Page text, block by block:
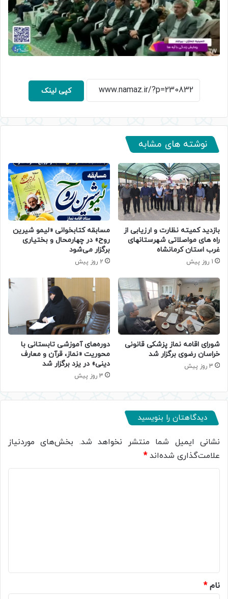
کپی لینک
نوشته های مشابه
بازدید کمیته نظارت و ارزیابی از
راه های مواصلاتی شهرستانهای
غرب استان کرمانشاه
1 روز پیش
مسابقه کتابخوانی «لیمو شیرین
روح» در چهارمحال و بختیاری
برگزار می‌شود
2 روز پیش
شورای اقامه نماز پزشکی قانونی
خراسان رضوی برگزار شد
3 روز پیش
دوره‌های آموزشی تابستانی با
محوریت «نماز، قرآن و معارف
دینی» در یزد برگزار شد
3 روز پیش
دیدگاهتان را بنویسید
نشانی ایمیل شما منتشر نخواهد شد. بخش‌های موردنیاز
علامت‌گذاری شده‌اند*
نام*